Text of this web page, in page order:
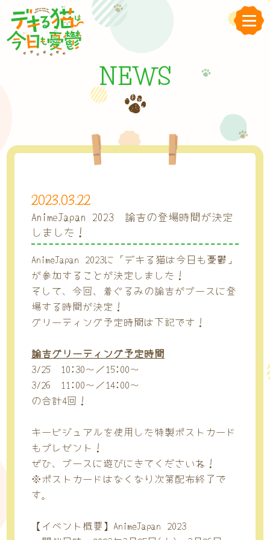
NEWS
2023.03.22
AnimeJapan 2023 諭吉の登場時間が決定
しました！
AnimeJapan 2023に「デキる猫は今日も憂鬱」
が参加することが決定しました！
そして、今回、着ぐるみの諭吉がブースに登
場する時間が決定！
グリーティング予定時間は下記です！
諭吉グリーティング予定時間
3/25 10:30～／15:00～
3/26 11:00～／14:00～
の合計4回！
キービジュアルを使用した特製ポストカード
もプレゼント！
ぜひ、ブースに遊びにきてくださいね！
※ポストカードはなくなり次第配布終了で
す。
【イベント概要】AnimeJapan 2023